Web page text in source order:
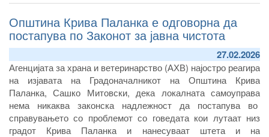
сеопфатна анализа на организациската посветеност на
барањата на стандардот, управувачките процеси,
оперативните процедури, како и степенот на нивна
практична примена во секојдневното работење.
Општина Крива Паланка е одговорна да
постапува по Законот за јавна чистота
27.02.2026
Агенцијата за храна и ветеринарство (АХВ) најостро реагира
на изјавата на Градоначалникот на Општина Крива
Паланка, Сашко Митовски, дека локалната самоуправа
нема никаква законска надлежност да постапува во
справувањето со проблемот со говедата кои лутаат низ
градот Крива Паланка и нанесуваат штета и на